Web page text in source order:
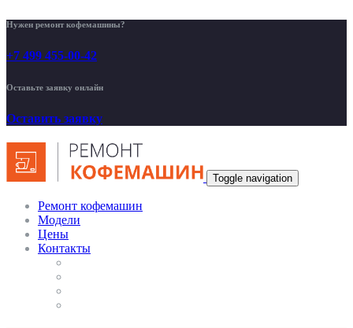
Нужен ремонт кофемашины?
+7 499 455-00-42
Оставьте заявку онлайн
Оставить заявку
Toggle navigation
Ремонт кофемашин
Модели
Цены
Контакты